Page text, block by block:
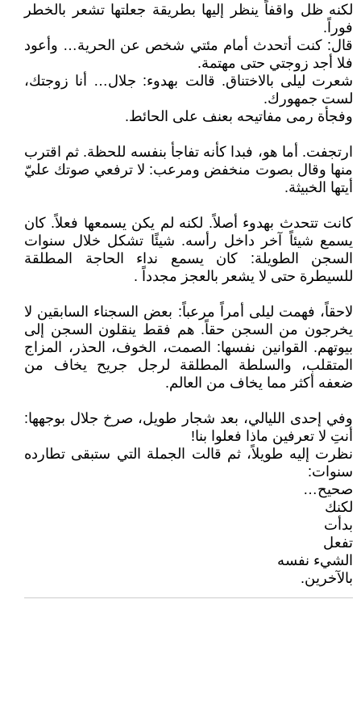
لكنه ظل واقفاً ينظر إليها بطريقة جعلتها تشعر بالخطر
فوراً.
قال: كنت أتحدث أمام مئتي شخص عن الحرية… وأعود
فلا أجد زوجتي حتى مهتمة.
شعرت ليلى بالاختناق. قالت بهدوء: جلال… أنا زوجتك،
لست جمهورك.
وفجأة رمى مفاتيحه بعنف على الحائط.
ارتجفت. أما هو، فبدا كأنه تفاجأ بنفسه للحظة. ثم اقترب
منها وقال بصوت منخفض ومرعب: لا ترفعي صوتك عليّ
أيتها الخبيثة.
كانت تتحدث بهدوء أصلاً. لكنه لم يكن يسمعها فعلاً. كان
يسمع شيئاً آخر داخل رأسه. شيئًا تشكل خلال سنوات
السجن الطويلة: كان يسمع نداء الحاجة المطلقة
للسيطرة حتى لا يشعر بالعجز مجدداً .
لاحقاً، فهمت ليلى أمراً مرعباً: بعض السجناء السابقين لا
يخرجون من السجن حقاً. هم فقط ينقلون السجن إلى
بيوتهم. القوانين نفسها: الصمت، الخوف، الحذر، المزاج
المتقلب، والسلطة المطلقة لرجل جريح يخاف من
ضعفه أكثر مما يخاف من العالم.
وفي إحدى الليالي، بعد شجار طويل، صرخ جلال بوجهها:
أنتِ لا تعرفين ماذا فعلوا بنا!
نظرت إليه طويلاً، ثم قالت الجملة التي ستبقى تطارده
سنوات:
صحيح…
لكنك
بدأت
تفعل
الشيء نفسه
بالآخرين.